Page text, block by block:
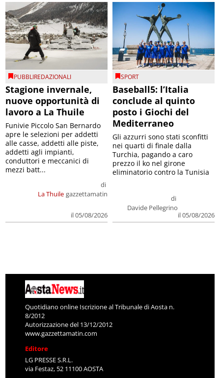
PUBBLIREDAZIONALI
Stagione invernale,
nuove opportunità di
lavoro a La Thuile
La Thuile
di
gazzettamatin
il 05/08/2026
Funivie Piccolo San Bernardo
apre le selezioni per addetti
alle casse, addetti alle piste,
addetti agli impianti,
conduttori e meccanici di
mezzi batt...
SPORT
Baseball5: l’Italia
conclude al quinto
posto i Giochi del
Mediterraneo
di
Davide Pellegrino
il 05/08/2026
Gli azzurri sono stati sconfitti
nei quarti di finale dalla
Turchia, pagando a caro
prezzo il ko nel girone
eliminatorio contro la Tunisia
Quotidiano online Iscrizione al Tribunale di Aosta n.
8/2012
Autorizzazione del 13/12/2012
www.gazzettamatin.com
Editore
LG PRESSE S.R.L.
via Festaz, 52 11100 AOSTA